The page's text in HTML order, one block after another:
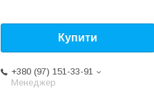
Купити
+380 (97) 151-33-91
Менеджер